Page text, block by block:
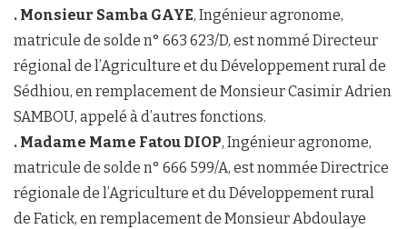
. Monsieur Samba GAYE, Ingénieur agronome,
matricule de solde n° 663 623/D, est nommé Directeur
régional de l’Agriculture et du Développement rural de
Sédhiou, en remplacement de Monsieur Casimir Adrien
SAMBOU, appelé à d’autres fonctions.
. Madame Mame Fatou DIOP, Ingénieur agronome,
matricule de solde n° 666 599/A, est nommée Directrice
régionale de l’Agriculture et du Développement rural
de Fatick, en remplacement de Monsieur Abdoulaye